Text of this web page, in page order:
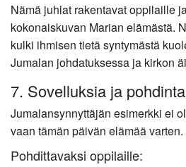
Nämä juhlat rakentavat oppilaille
kokonaiskuvan Marian elämästä.
kulki ihmisen tietä syntymästä
Jumalan johdatuksessa ja kirkon
7. Sovelluksia ja
Jumalansynnyttäjän esimerkki ei
vaan tämän päivän elämää varten.
Pohdittavaksi oppilaille: